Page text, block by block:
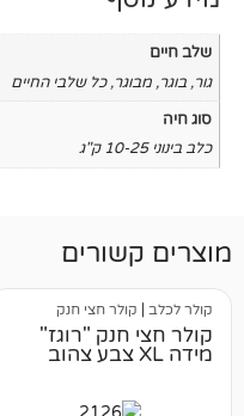
כל שלבי החיים
חצי חנק
קולר חצי חנק "רוגז"
קולר ניילון
– אדום